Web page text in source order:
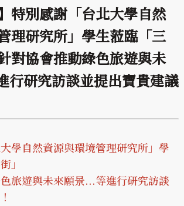
特別感謝「台北大學自然
理研究所」學生蒞臨「三
對協會推動綠色旅遊與未
行研究訪談並提出寶貴建議
學自然資源與環境管理研究所」學
」
旅遊與未來願景...等進行研究訪談
!